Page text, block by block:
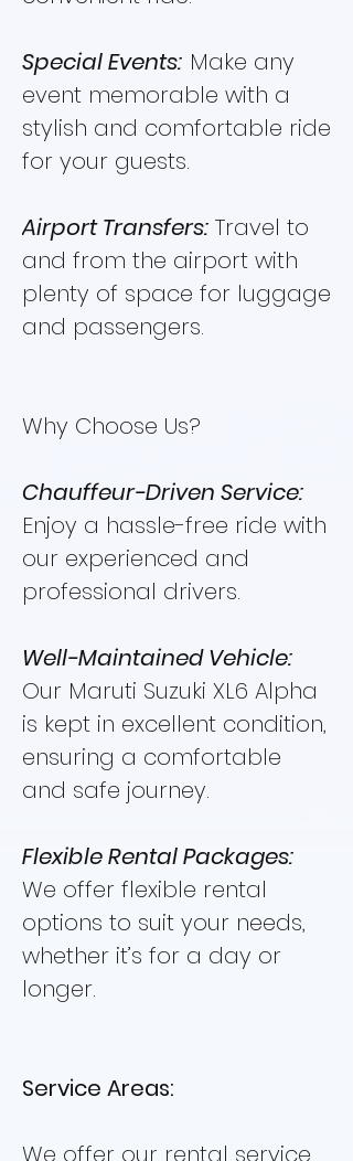
Special Events: Make any
event memorable with a
stylish and comfortable ride
for your guests.
Airport Transfers: Travel to
and from the airport with
plenty of space for luggage
and passengers.
Why Choose Us?
Chauffeur-Driven Service:
Enjoy a hassle-free ride with
our experienced and
professional drivers.
Well-Maintained Vehicle:
Our Maruti Suzuki XL6 Alpha
is kept in excellent condition,
ensuring a comfortable
and safe journey.
Flexible Rental Packages:
We offer flexible rental
options to suit your needs,
whether it’s for a day or
longer.
Service Areas:
We offer our rental service